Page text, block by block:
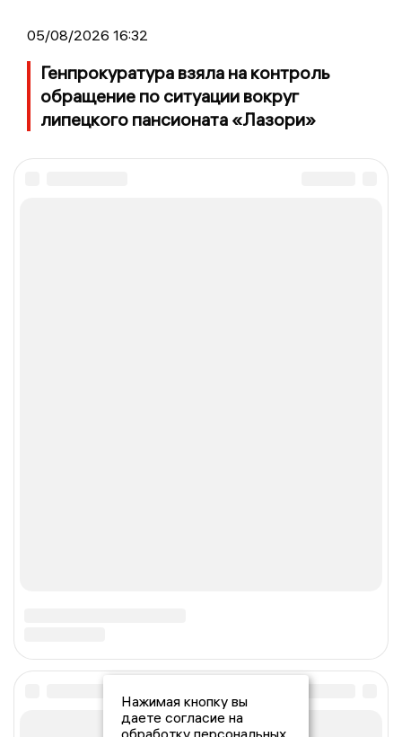
05/08/2026 16:32
Генпрокуратура взяла на контроль
обращение по ситуации вокруг
липецкого пансионата «Лазори»
Нажимая кнопку вы
даете согласие на
обработку персональных